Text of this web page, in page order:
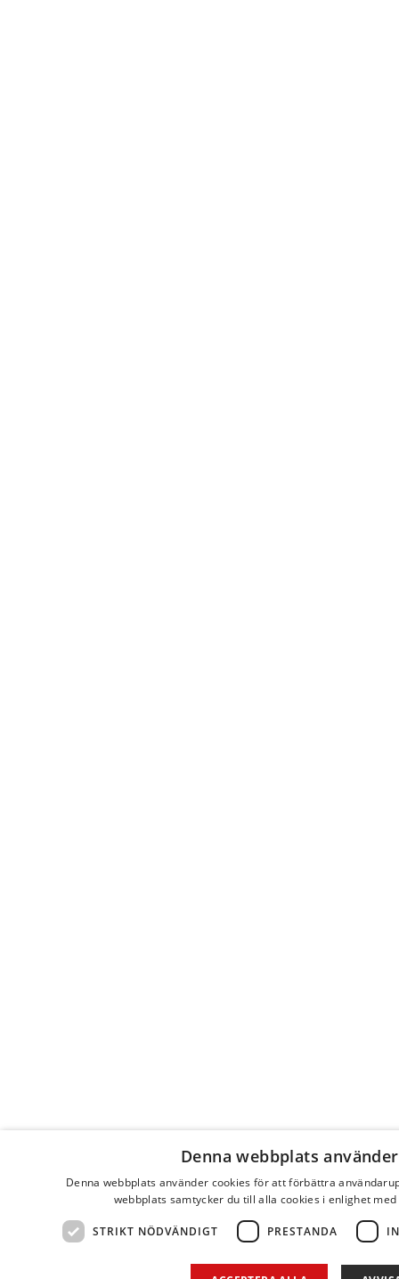
Denna webbplats
Denna webbplats använder cookies för att förbättra
webbplats samtycker du till alla cookies i enlighet
STRIKT NÖDVÄNDIGT PRESTANDA